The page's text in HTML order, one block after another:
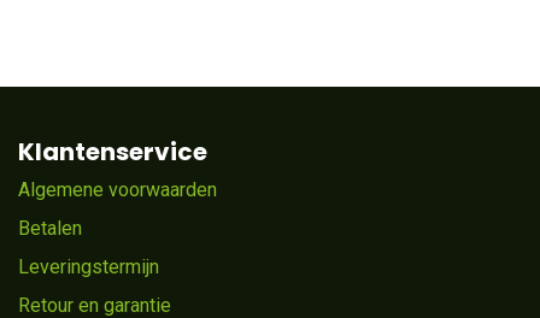
Klantenservice
Algemene voorwaarden
Betalen
Leveringstermijn
Retour en garantie